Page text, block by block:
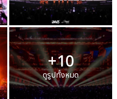
+10
ดูรูปทั้งหมด